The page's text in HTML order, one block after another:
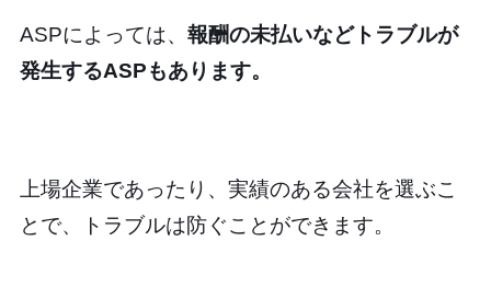
ASPによっては、 報酬の未払いなどトラブルが
発生するASPもあります。
上場企業であったり、実績のある会社を選ぶこ
とで、トラブルは防ぐことができます。